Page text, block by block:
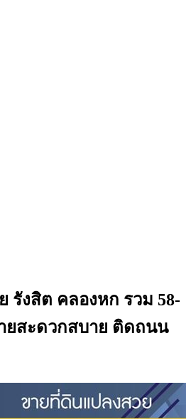
รังสิต คลองหก รวม 58-
ายสะดวกสบาย ติดถนน